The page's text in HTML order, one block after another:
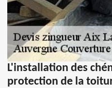
L'installation des
protection de la